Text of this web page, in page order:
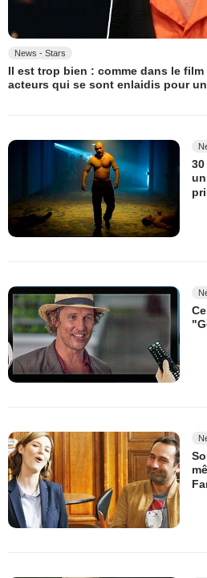
News - Stars
Il est trop bien : comme dans le
acteurs qui se sont enlaidis pour